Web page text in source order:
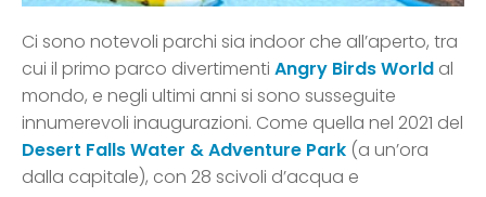
Ci sono notevoli parchi sia indoor che all’aperto, tra
cui il primo parco divertimenti Angry Birds World al
mondo, e negli ultimi anni si sono susseguite
innumerevoli inaugurazioni. Come quella nel 2021 del
Desert Falls Water & Adventure Park (a un’ora
dalla capitale), con 28 scivoli d’acqua e